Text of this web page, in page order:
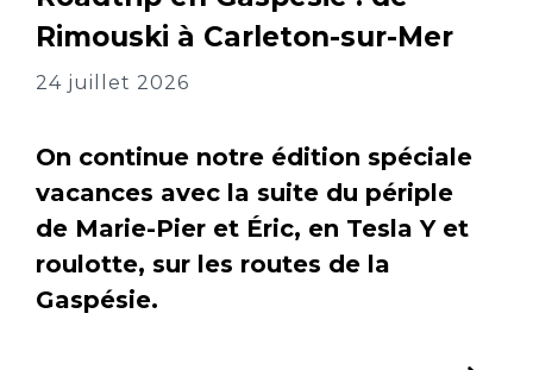
Rimouski à Carleton-sur-Mer
24 juillet 2026
On continue notre édition spéciale
vacances avec la suite du périple
de Marie-Pier et Éric, en Tesla Y et
roulotte, sur les routes de la
Gaspésie.